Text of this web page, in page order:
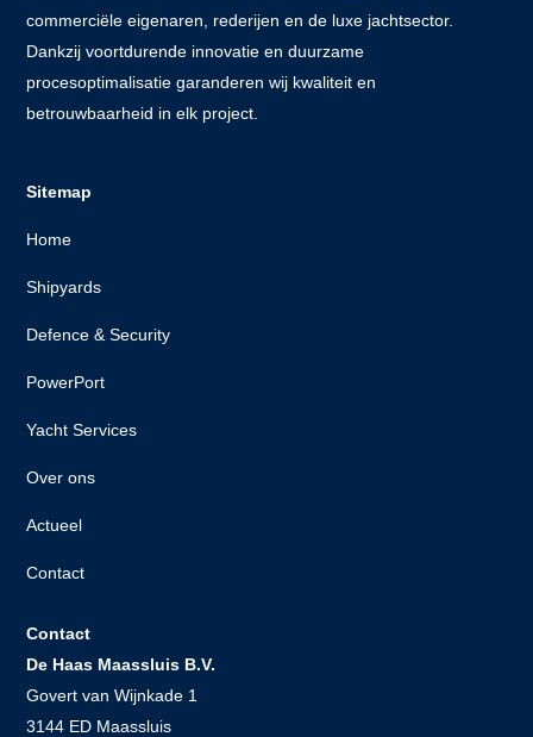
commerciële eigenaren, rederijen en de luxe jachtsector.
Dankzij voortdurende innovatie en duurzame
procesoptimalisatie garanderen wij kwaliteit en
betrouwbaarheid in elk project.
Sitemap
Home
Shipyards
Defence & Security
PowerPort
Yacht Services
Over ons
Actueel
Contact
Contact
De Haas Maassluis B.V.
Govert van Wijnkade 1
3144 ED Maassluis